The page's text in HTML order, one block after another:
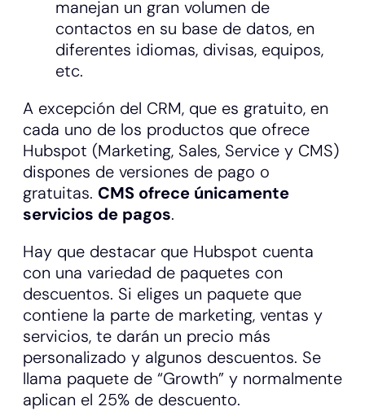
manejan un gran volumen de
contactos en su base de datos, en
diferentes idiomas, divisas, equipos,
etc.
A excepción del CRM, que es gratuito, en
cada uno de los productos que ofrece
Hubspot (Marketing, Sales, Service y CMS)
dispones de versiones de pago o
gratuitas. CMS ofrece únicamente
servicios de pagos.
Hay que destacar que Hubspot cuenta
con una variedad de paquetes con
descuentos. Si eliges un paquete que
contiene la parte de marketing, ventas y
servicios, te darán un precio más
personalizado y algunos descuentos. Se
llama paquete de “Growth” y normalmente
aplican el 25% de descuento.